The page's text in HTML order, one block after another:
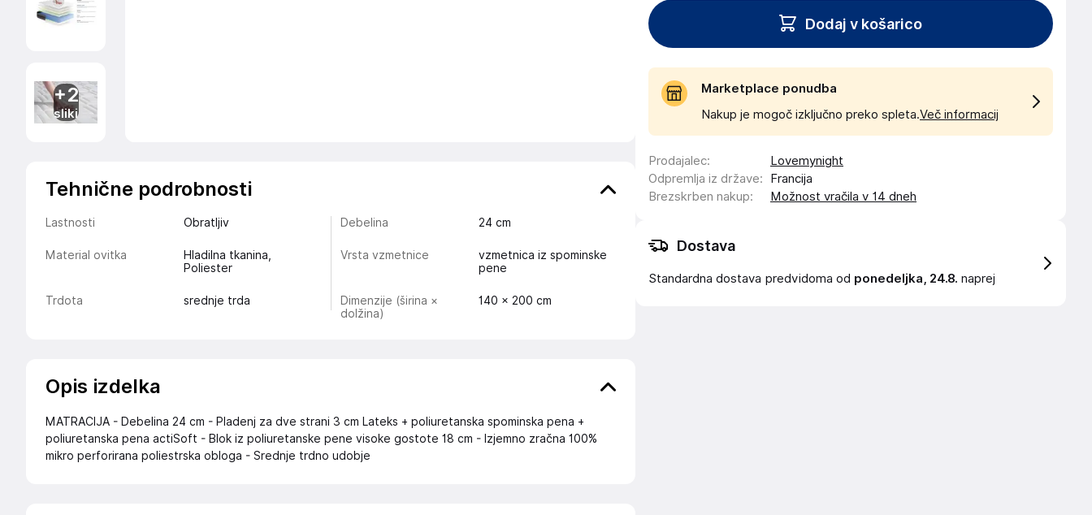
+2
sliki
Tehnične podrobnosti
Lastnosti Obratljiv Debelina 24 cm
Material ovitka
Hladilna tkanina,
Poliester
Vrsta vzmetnice
vzmetnica iz spominske
pene
Trdota srednje trda
Dimenzije (širina ×
dolžina)
140 × 200 cm
Opis izdelka
MATRACIJA - Debelina 24 cm - Pladenj za dve strani 3 cm Lateks + poliuretanska spominska pena +
poliuretanska pena actiSoft - Blok iz poliuretanske pene visoke gostote 18 cm - Izjemno zračna 100%
mikro perforirana poliestrska obloga - Srednje trdno udobje
Dodaj v košarico
Marketplace ponudba
Nakup je mogoč izključno preko spleta.Več informacij
Prodajalec:
Lovemynight
Odpremlja iz države:
Francija
Brezskrben nakup: Možnost vračila v 14 dneh
Dostava
Standardna dostava predvidoma od ponedeljka, 24.8. naprej